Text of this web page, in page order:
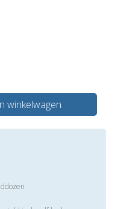
winkelwagen